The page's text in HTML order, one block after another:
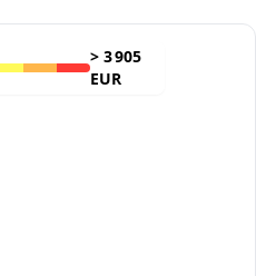
> 3 905
EUR